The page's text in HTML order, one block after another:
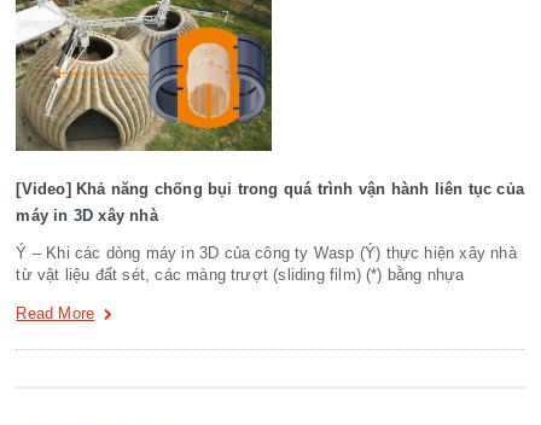
[Video] Khả năng chống bụi trong quá trình vận hành liên tục của
máy in 3D xây nhà
Ý – Khi các dòng máy in 3D của công ty Wasp (Ý) thực hiện xây nhà
từ vật liệu đất sét, các màng trượt (sliding film) (*) bằng nhựa
Read More